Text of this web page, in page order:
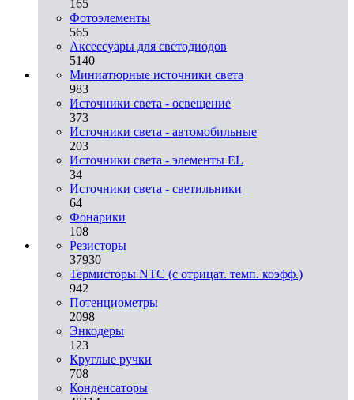
165
Фотоэлементы
565
Аксессуары для светодиодов
5140
Миниатюрные источники света
983
Источники света - освещение
373
Источники света - автомобильные
203
Источники света - элементы EL
34
Источники света - светильники
64
Фонарики
108
Резисторы
37930
Термисторы NTC (с отрицат. темп. коэфф.)
942
Потенциометры
2098
Энкодеры
123
Круглые ручки
708
Конденсаторы